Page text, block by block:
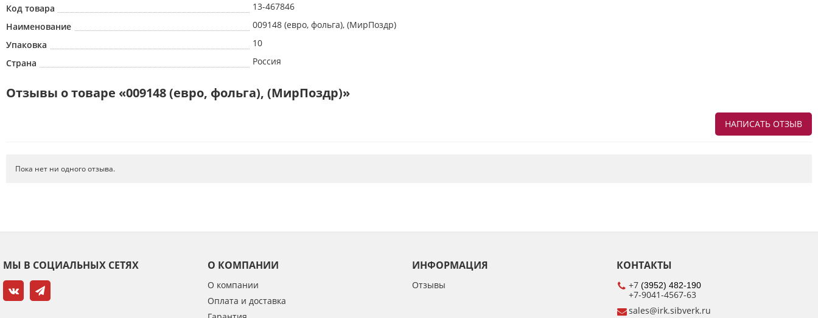
Код товара
13-467846
Наименование
009148 (евро, фольга), (МирПоздр)
Упаковка
10
Страна
Россия
Отзывы о товаре «009148 (евро, фольга), (МирПоздр)»
НАПИСАТЬ ОТЗЫВ
Товар . Качественный? Какие его плюсы и
минусы?
Правила оформления отзывов
Пока нет ни одного отзыва.
МЫ В СОЦИАЛЬНЫХ СЕТЯХ О КОМПАНИИ
О компании
Оплата и доставка
ИНФОРМАЦИЯ
Отзывы
КОНТАКТЫ
+7 (3952) 482-190
+7-9041-4567-63
sales@irk.sibverk.ru